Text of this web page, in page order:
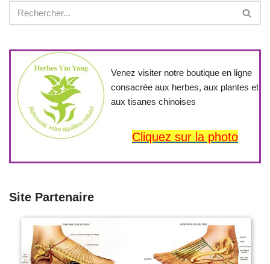
Venez visiter notre boutique en ligne
consacrée aux herbes, aux plantes et
aux tisanes chinoises
Cliquez sur la photo
Site Partenaire